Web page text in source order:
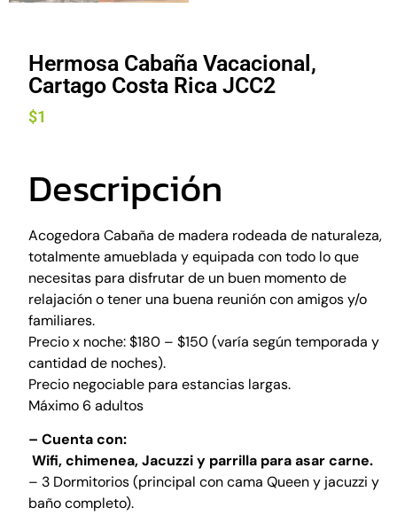
Hermosa Cabaña Vacacional,
Cartago Costa Rica JCC2
$1
Descripción
Acogedora Cabaña de madera rodeada de naturaleza,
totalmente amueblada y equipada con todo lo que
necesitas para disfrutar de un buen momento de
relajación o tener una buena reunión con amigos y/o
familiares.
Precio x noche: $180 – $150 (varía según temporada y
cantidad de noches).
Precio negociable para estancias largas.
Máximo 6 adultos
– Cuenta con:
Wifi, chimenea, Jacuzzi y parrilla para asar carne.
– 3 Dormitorios (principal con cama Queen y jacuzzi y
baño completo).